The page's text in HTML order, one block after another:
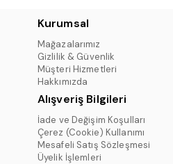
Kurumsal
Mağazalarımız
Gizlilik & Güvenlik
Müşteri Hizmetleri
Hakkımızda
Alışveriş Bilgileri
İade ve Değişim Koşulları
Çerez (Cookie) Kullanımı
Mesafeli Satış Sözleşmesi
Üyelik İşlemleri